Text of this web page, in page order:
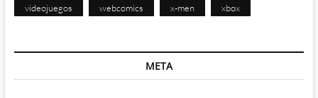
videojuegos webcomics x-men xbox
META